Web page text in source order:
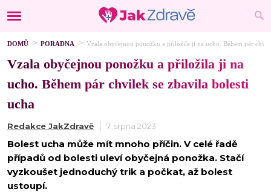
DOMŮ PORADNA Vzala obyčejnou ponožku a přiložila ji na ucho. Během pár
Vzala obyčejnou ponožku a přiložila ji na
ucho. Během pár chvilek se zbavila bolesti
ucha
Redakce JakZdravě 7. srpna 2023
Bolest ucha může mít mnoho příčin. V celé řadě
případů od bolesti uleví obyčejná ponožka. Stačí
vyzkoušet jednoduchý trik a počkat, až bolest
ustoupí.